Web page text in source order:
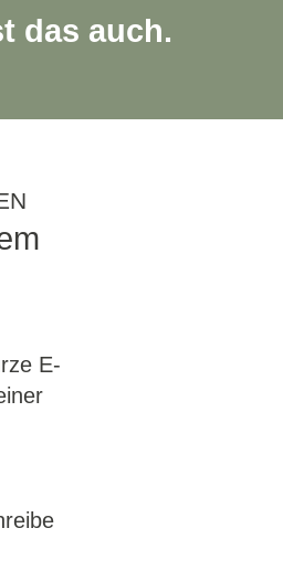
das auch.
E-